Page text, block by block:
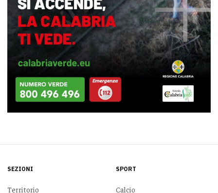
SEZIONI
Territorio
SPORT
Calcio